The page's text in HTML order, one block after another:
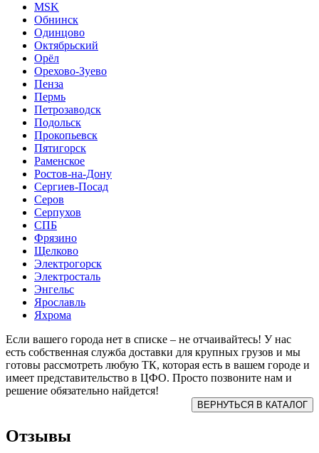
MSK
Обнинск
Одинцово
Октябрьский
Орёл
Орехово-Зуево
Пенза
Пермь
Петрозаводск
Подольск
Прокопьевск
Пятигорск
Раменское
Ростов-на-Дону
Сергиев-Посад
Серов
Серпухов
СПБ
Фрязино
Щелково
Электрогорск
Электросталь
Энгельс
Ярославль
Яхрома
Если вашего города нет в списке – не отчаивайтесь! У нас
есть собственная служба доставки для крупных грузов и мы
готовы рассмотреть любую ТК, которая есть в вашем городе и
имеет представительство в ЦФО. Просто позвоните нам и
решение обязательно найдется!
Отзывы